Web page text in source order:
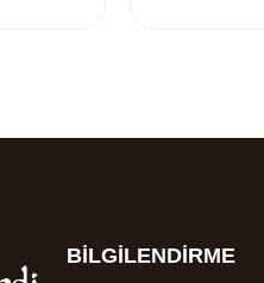
BİLGİLENDİRME